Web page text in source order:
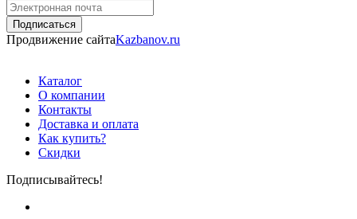
Продвижение сайтаKazbanov.ru
Каталог
О компании
Контакты
Доставка и оплата
Как купить?
Скидки
Подписывайтесь!